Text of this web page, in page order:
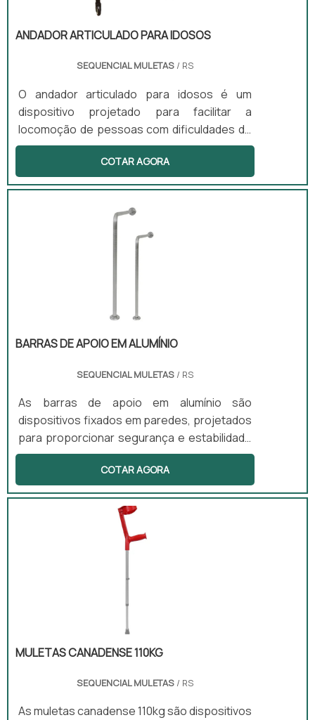
ANDADOR ARTICULADO PARA IDOSOS
SEQUENCIAL MULETAS/ RS
O andador articulado para idosos é um
dispositivo projetado para facilitar a
locomoção de pessoas com dificuldades de
mobilidade. Ele possui articulações que
permitem um movimento alternado ao
caminhar, exigindo menor esforço dos
caminhada. Essa solução é indicada para
pacientes que apresentam força moderada
COTAR AGORA
BARRAS DE APOIO EM ALUMÍNIO
SEQUENCIAL MULETAS/ RS
As barras de apoio em alumínio são
dispositivos fixados em paredes, projetados
para proporcionar segurança e estabilidade
em ambientes como banheiros, corredores
e escadas. Este tipo de produto é ideal para
idosos, gestantes e pessoas com
deficiência física, pois auxilia em movimentos
cotidianos, como sentar e levantar.
Fabricadas em alumínio, essas barras são
tamanhos, garantindo versatilidade e
COTAR AGORA
MULETAS CANADENSE 110KG
SEQUENCIAL MULETAS/ RS
As muletas canadense 110kg são dispositivos